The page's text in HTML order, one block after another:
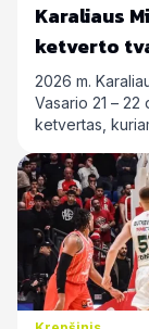
Karaliaus
ketverto
statymų
2026 m.
Vasario 21 –
ketvertas,